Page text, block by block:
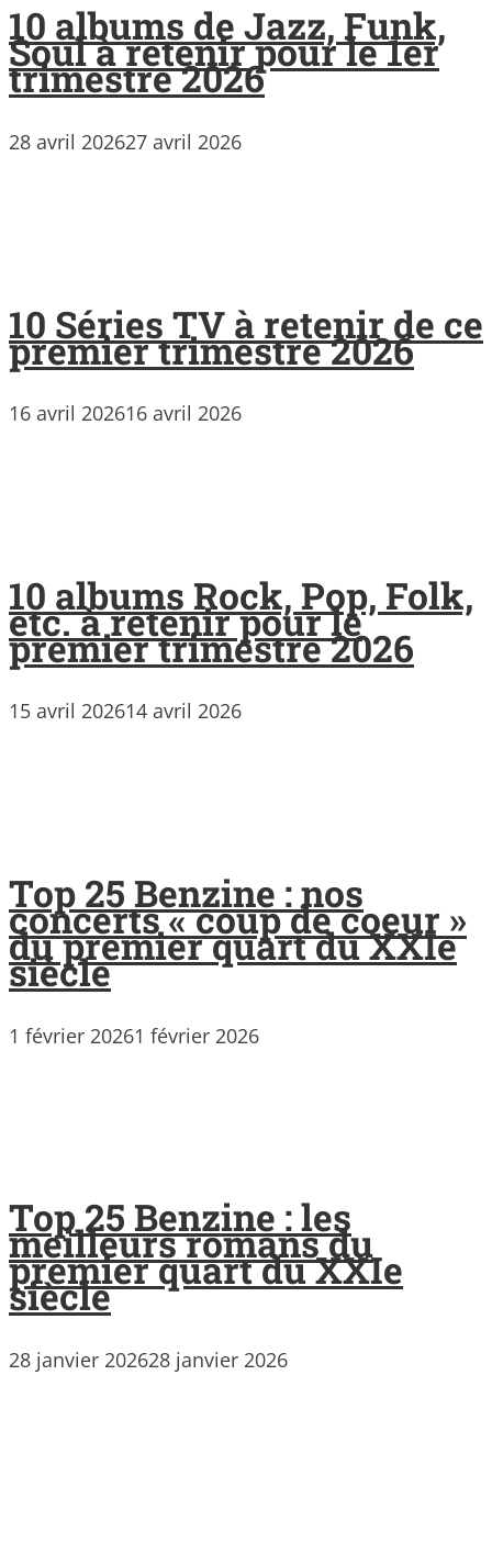
10 albums de Jazz, Funk,
Soul à retenir pour le 1er
trimestre 2026
28 avril 202627 avril 2026
10 Séries TV à retenir de ce
premier trimestre 2026
16 avril 202616 avril 2026
10 albums Rock, Pop, Folk,
etc. à retenir pour le
premier trimestre 2026
15 avril 202614 avril 2026
Top 25 Benzine : nos
concerts « coup de coeur »
du premier quart du XXIe
siècle
1 février 20261 février 2026
Top 25 Benzine : les
meilleurs romans du
premier quart du XXIe
siècle
28 janvier 202628 janvier 2026